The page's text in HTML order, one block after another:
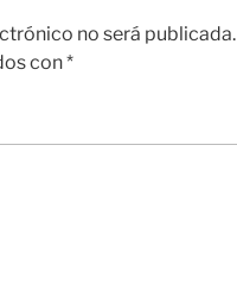
no será publicada.
con*